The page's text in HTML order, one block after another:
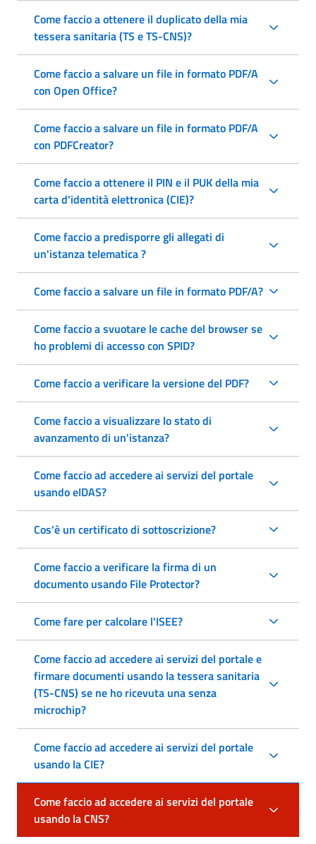
Come faccio a ottenere il duplicato della mia
tessera sanitaria (TS e TS-CNS)?
Come faccio a salvare un file in formato PDF/A
con Open Office?
Come faccio a salvare un file in formato PDF/A
con PDFCreator?
Come faccio a ottenere il PIN e il PUK della mia
carta d'identità elettronica (CIE)?
Come faccio a predisporre gli allegati di
un'istanza telematica ?
Come faccio a salvare un file in formato PDF/A?
Come faccio a svuotare le cache del browser se
ho problemi di accesso con SPID?
Come faccio a verificare la versione del PDF?
Come faccio a visualizzare lo stato di
avanzamento di un'istanza?
Come faccio ad accedere ai servizi del portale
usando eIDAS?
Cos'è un certificato di sottoscrizione?
Come faccio a verificare la firma di un
documento usando File Protector?
Come fare per calcolare l'ISEE?
Come faccio ad accedere ai servizi del portale e
firmare documenti usando la tessera sanitaria
(TS-CNS) se ne ho ricevuta una senza
microchip?
Come faccio ad accedere ai servizi del portale
usando la CIE?
Come faccio ad accedere ai servizi del portale
usando la CNS?